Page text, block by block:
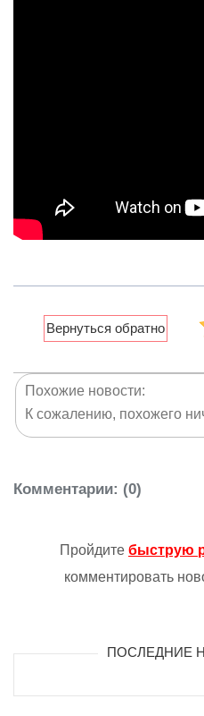
Похожие новости:
К сожалению, похожего
Комментарии: (0)
Пройдите быструю
комментировать
ПОСЛЕДНИЕ